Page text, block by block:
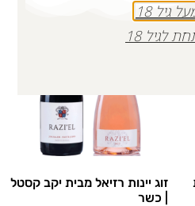
זוג יינות רזיאל מבית יקב קסטל
| כשר
גיל 18
לגיל 18